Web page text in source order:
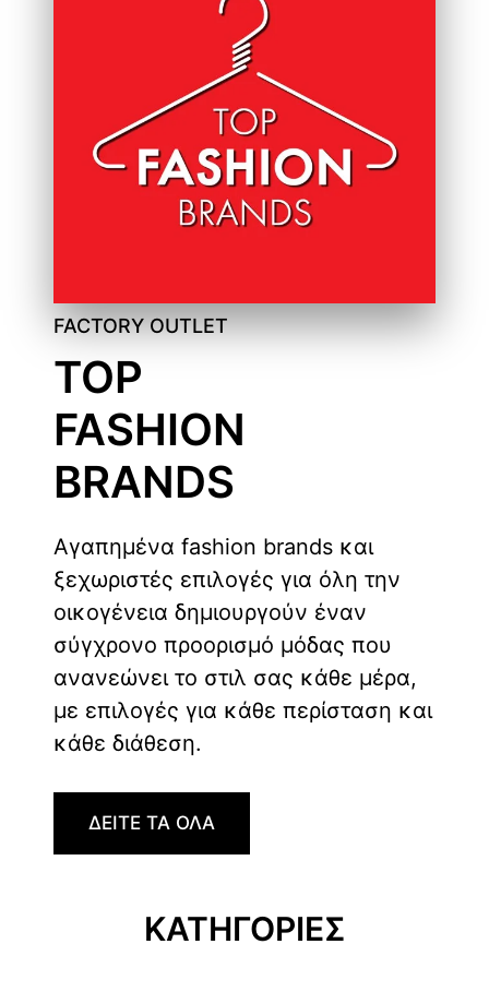
FACTORY OUTLET
TOP
FASHION
BRANDS
Αγαπημένα fashion brands και
ξεχωριστές επιλογές για όλη την
οικογένεια δημιουργούν έναν
σύγχρονο προορισμό μόδας που
ανανεώνει το στιλ σας κάθε μέρα,
με επιλογές για κάθε περίσταση και
κάθε διάθεση.
ΔΕΙΤΕ ΤΑ ΟΛΑ
ΚΑΤΗΓΟΡΙΕΣ